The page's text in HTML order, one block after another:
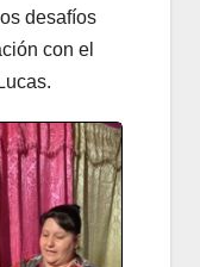
desafíos
con el